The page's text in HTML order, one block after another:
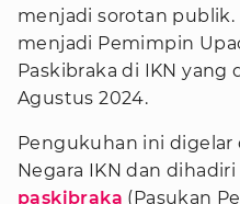
menjadi sorotan publik.
menjadi Pemimpin
Paskibraka di IKN yang
Agustus 2024.
Pengukuhan ini digelar
Negara IKN dan dihadiri
paskibraka (Pasukan